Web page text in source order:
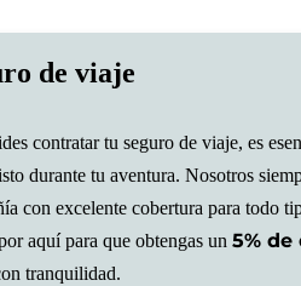
de viaje
contratar tu seguro de viaje, es
durante tu aventura. Nosotros
con excelente cobertura para todo
aquí para que obtengas un 5%
tranquilidad.